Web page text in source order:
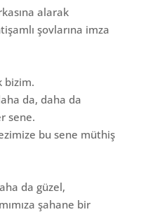
alarak
şovlarına imza
bizim.
da, daha da
sene.
bu sene müthiş
da güzel,
şahane bir